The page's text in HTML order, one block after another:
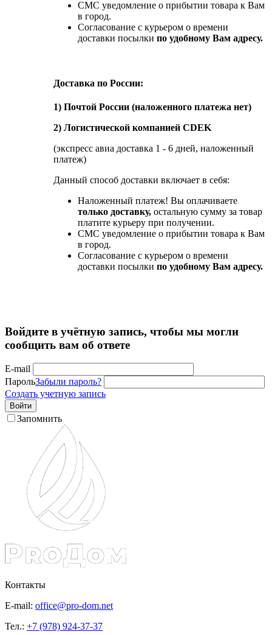
СМС уведомление о прибытии товара к Вам
в город.
Согласование с курьером о времени
доставки посылки по удобному Вам адресу.
Доставка по России:
1) Почтой России (наложенного платежа нет)
2) Логистической компанией CDEK
(экспресс авиа доставка 1 - 6 дней, наложенный
платеж)
Данный способ доставки включает в себя:
Наложенный платеж! Вы оплачиваете
только доставку, остальную сумму за товар
платите курьеру при получении.
СМС уведомление о прибытии товара к Вам
в город.
Согласование с курьером о времени
доставки посылки по удобному Вам адресу.
Войдите в учётную запись, чтобы мы могли
сообщить вам об ответе
E-mail
ПарольЗабыли пароль?
Создать учетную запись
Войти
Запомнить
Контакты
E-mail: office@pro-dom.net
Тел.: +7 (978) 924-37-37